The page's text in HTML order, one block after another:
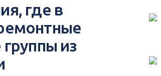
где в
из